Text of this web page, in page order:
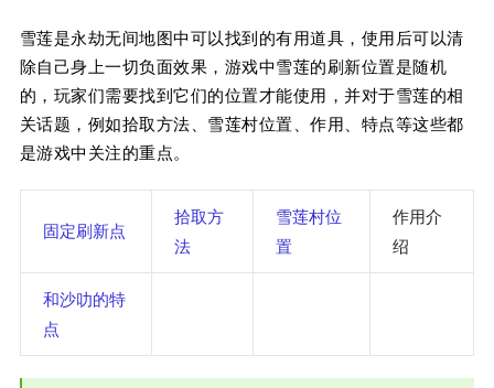
雪莲是永劫无间地图中可以找到的有用道具，使用后可以清
除自己身上一切负面效果，游戏中雪莲的刷新位置是随机
的，玩家们需要找到它们的位置才能使用，并对于雪莲的相
关话题，例如拾取方法、雪莲村位置、作用、特点等这些都
是游戏中关注的重点。
固定刷新点
拾取方
法
雪莲村位
置
作用介
绍
和沙叻的特
点